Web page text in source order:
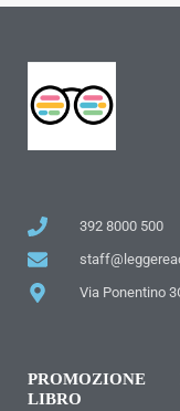
392 8000 500
Via Ponentino
PROMOZIONE
LIBRO